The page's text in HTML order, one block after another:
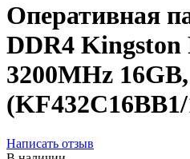
Оперативная
DDR4 Kingston
3200MHz
Написать отзыв